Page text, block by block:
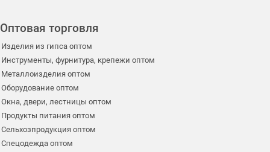
Оптовая торговля
Изделия из гипса оптом
Инструменты, фурнитура, крепежи оптом
Металлоизделия оптом
Оборудование оптом
Окна, двери, лестницы оптом
Продукты питания оптом
Сельхозпродукция оптом
Спецодежда оптом